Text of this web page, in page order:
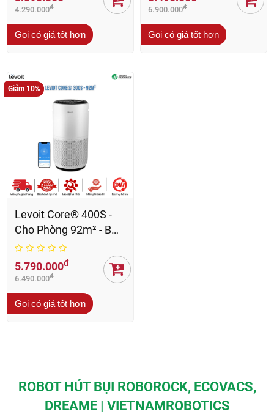
4.290.000đ
Gọi có giá tốt hơn
6.900.000đ
Gọi có giá tốt hơn
Giảm 10%
Levoit Core® 400S -
Cho Phòng 92m² - BH
24 Th
5.790.000đ
6.490.000đ
Gọi có giá tốt hơn
ROBOT HÚT BỤI ROBOROCK, ECOVACS,
DREAME | VIETNAMROBOTICS